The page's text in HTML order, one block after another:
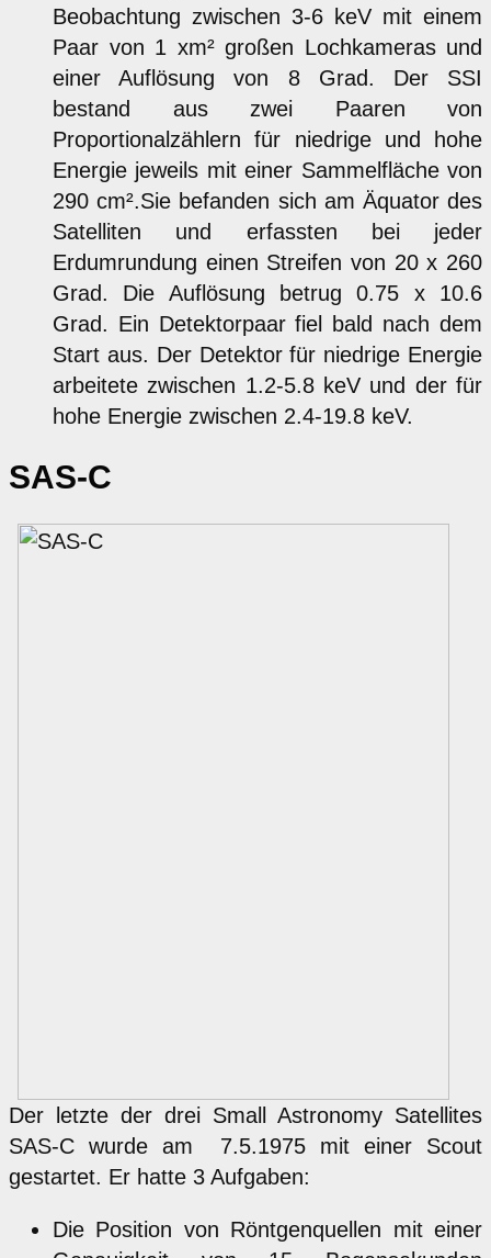
Beobachtung zwischen 3-6 keV mit einem
Paar von 1 xm² großen Lochkameras und
einer Auflösung von 8 Grad. Der SSI
bestand aus zwei Paaren von
Proportionalzählern für niedrige und hohe
Energie jeweils mit einer Sammelfläche von
290 cm².Sie befanden sich am Äquator des
Satelliten und erfassten bei jeder
Erdumrundung einen Streifen von 20 x 260
Grad. Die Auflösung betrug 0.75 x 10.6
Grad. Ein Detektorpaar fiel bald nach dem
Start aus. Der Detektor für niedrige Energie
arbeitete zwischen 1.2-5.8 keV und der für
hohe Energie zwischen 2.4-19.8 keV.
SAS-C
Der letzte der drei Small Astronomy Satellites
SAS-C wurde am 7.5.1975 mit einer Scout
gestartet. Er hatte 3 Aufgaben:
Die Position von Röntgenquellen mit einer